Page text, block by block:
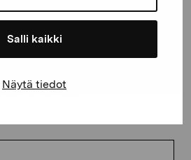
Salli kaikki
Näytä tiedot
events